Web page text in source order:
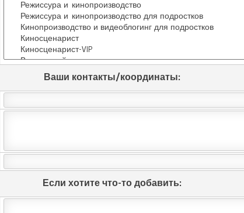
Ваши контакты/координаты:
Если хотите что-то добавить: